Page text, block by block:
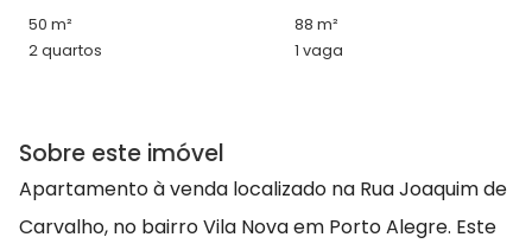
50 m²
88 m²
2 quartos
1 vaga
Sobre este imóvel
Apartamento à venda localizado na Rua Joaquim de
Carvalho, no bairro Vila Nova em Porto Alegre. Este